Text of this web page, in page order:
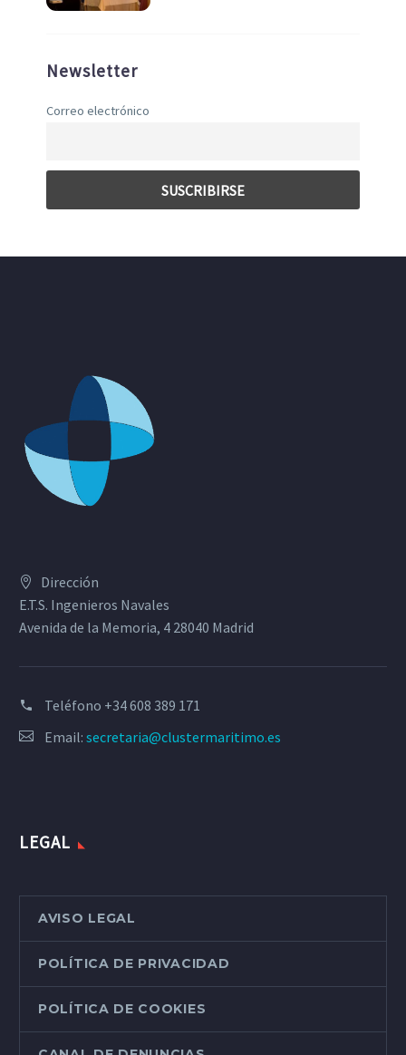
Newsletter
Correo electrónico
Dirección
E.T.S. Ingenieros Navales
Avenida de la Memoria, 4 28040 Madrid
Teléfono +34 608 389 171
Email: secretaria@clustermaritimo.es
LEGAL
AVISO LEGAL
POLÍTICA DE PRIVACIDAD
POLÍTICA DE COOKIES